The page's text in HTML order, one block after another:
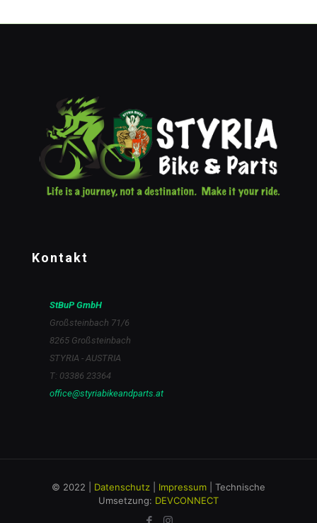
Kontakt
StBuP GmbH
Großsteinbach 71/6
8265 Großsteinbach
STYRIA - AUSTRIA
T: 03386 23364
office@styriabikeandparts.at
© 2022 | Datenschutz Impressum | Technische
Umsetzung: DEVCONNECT